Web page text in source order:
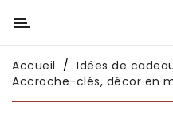
Catégorie
Déco
Accueil Idées de
Accroche-clés, décor en